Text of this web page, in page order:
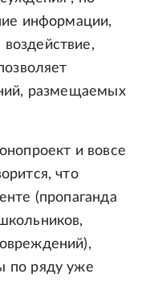
информации,
размещаемых
и вовсе
что
(пропаганда
по ряду уже